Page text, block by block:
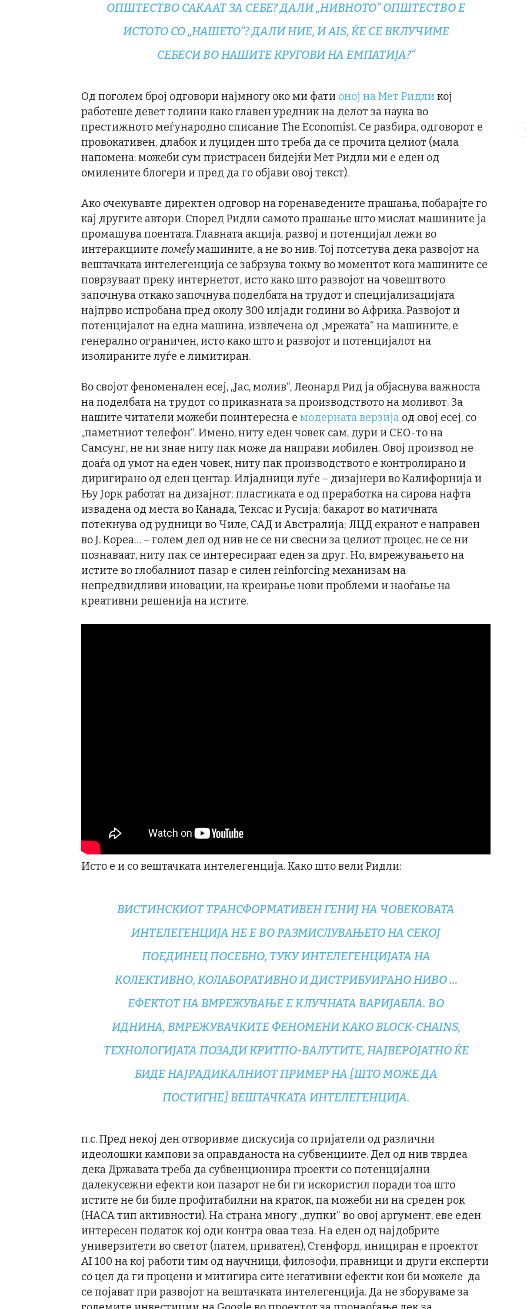
ОПШТЕСТВО САКААТ ЗА СЕБЕ? ДАЛИ „НИВНОТО“ ОПШТЕСТВО Е
ИСТОТО СО „НАШЕТО“? ДАЛИ НИЕ, И AIS, ЌЕ СЕ ВКЛУЧИМЕ
СЕБЕСИ ВО НАШИТЕ КРУГОВИ НА ЕМПАТИЈА?“
Од поголем број одговори најмногу око ми фати оној на Мет Ридли кој
работеше девет години како главен уредник на делот за наука во
престижното меѓународно списание The Economist. Се разбира, одговорот е
провокативен, длабок и луциден што треба да се прочита целиот (мала
напомена: можеби сум пристрасен бидејќи Мет Ридли ми е еден од
омилените блогери и пред да го објави овој текст).
Ако очекувавте директен одговор на горенаведените прашања, побарајте го
кај другите автори. Според Ридли самото прашање што мислат машините ја
промашува поентата. Главната акција, развој и потенцијал лежи во
интеракциите помеѓумашините, а не во нив. Тој потсетува дека развојот на
вештачката интелегенција се забрзува токму во моментот кога машините се
поврзуваат преку интернетот, исто како што развојот на човештвото
започнува откако започнува поделбата на трудот и специјализацијата
најпрво испробана пред околу 300 илјади години во Африка. Развојот и
потенцијалот на една машина, извлечена од „мрежата“ на машините, е
генерално ограничен, исто како што и развојот и потенцијалот на
изолираните луѓе е лимитиран.
Во својот феноменален есеј, „Јас, молив“, Леонард Рид ја објаснува важноста
на поделбата на трудот со приказната за производството на моливот. За
нашите читатели можеби поинтересна е модерната верзија од овој есеј, со
„паметниот телефон“. Имено, ниту еден човек сам, дури и CEO-то на
Самсунг, не ни знае ниту пак може да направи мобилен. Овој производ не
доаѓа од умот на еден човек, ниту пак производството е контролирано и
диригирано од еден центар. Илјадници луѓе – дизајнери во Калифорнија и
Њу Јорк работат на дизајнот; пластиката е од преработка на сирова нафта
извадена од места во Канада, Тексас и Русија; бакарот во матичната
потекнува од рудници во Чиле, САД и Австралија; ЛЦД екранот е направен
во Ј. Кореа… – голем дел од нив не се ни свесни за целиот процес, не се ни
познаваат, ниту пак се интересираат еден за друг. Но, вмрежувањето на
истите во глобалниот пазар е силен reinforcing механизам на
непредвидливи иновации, на креирање нови проблеми и наоѓање на
креативни решенија на истите.
Исто е и со вештачката интелегенција. Како што вели Ридли:
ВИСТИНСКИОТ ТРАНСФОРМАТИВЕН ГЕНИЈ НА ЧОВЕКОВАТА
ИНТЕЛЕГЕНЦИЈА НЕ Е ВО РАЗМИСЛУВАЊЕТО НА СЕКОЈ
ПОЕДИНЕЦ ПОСЕБНО, ТУКУ ИНТЕЛЕГЕНЦИЈАТА НА
КОЛЕКТИВНО, КОЛАБОРАТИВНО И ДИСТРИБУИРАНО НИВО …
ЕФЕКТОТ НА ВМРЕЖУВАЊЕ Е КЛУЧНАТА ВАРИЈАБЛА. ВО
ИДНИНА, ВМРЕЖУВАЧКИТЕ ФЕНОМЕНИ КАКО BLOCK-CHAINS,
ТЕХНОЛОГИЈАТА ПОЗАДИ КРИТПО-ВАЛУТИТЕ, НАЈВЕРОЈАТНО ЌЕ
БИДЕ НАЈРАДИКАЛНИОТ ПРИМЕР НА [ШТО МОЖЕ ДА
ПОСТИГНЕ] ВЕШТАЧКАТА ИНТЕЛЕГЕНЦИЈА.
п.с. Пред некој ден отворивме дискусија со пријатели од различни
идеолошки кампови за оправданоста на субвенциите. Дел од нив тврдеа
дека Државата треба да субвенционира проекти со потенцијални
далекусежни ефекти кои пазарот не би ги искористил поради тоа што
истите не би биле профитабилни на краток, па можеби ни на среден рок
(НАСА тип активности). На страна многу „дупки“ во овој аргумент, еве еден
интересен податок кој оди контра оваа теза. На еден од најдобрите
универзитети во светот (патем, приватен), Стенфорд, инициран е проектот
AI 100 на кој работи тим од научници, филозофи, правници и други експерти
со цел да ги процени и митигира сите негативни ефекти кои би можеле да
се појават при развојот на вештачката интелегенција. Да не зборуваме за